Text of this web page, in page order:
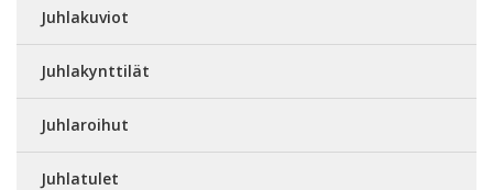
Juhlakuviot
Juhlakynttilät
Juhlaroihut
Juhlatulet